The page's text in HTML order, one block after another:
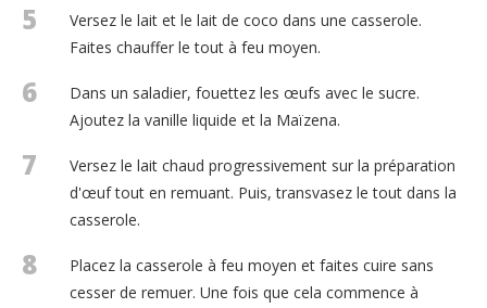
5
Versez le lait et le lait de coco dans une casserole.
Faites chauffer le tout à feu moyen.
6
Dans un saladier, fouettez les œufs avec le sucre.
Ajoutez la vanille liquide et la Maïzena.
7
Versez le lait chaud progressivement sur la préparation
d'œuf tout en remuant. Puis, transvasez le tout dans la
casserole.
8
Placez la casserole à feu moyen et faites cuire sans
cesser de remuer. Une fois que cela commence à